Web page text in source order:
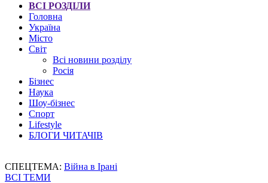
ВСІ РОЗДІЛИ
Головна
Україна
Місто
Світ
Всі новини розділу
Росія
Бізнес
Наука
Шоу-бізнес
Спорт
Lifestyle
БЛОГИ ЧИТАЧІВ
СПЕЦТЕМА: Війна в Ірані
ВСІ ТЕМИ